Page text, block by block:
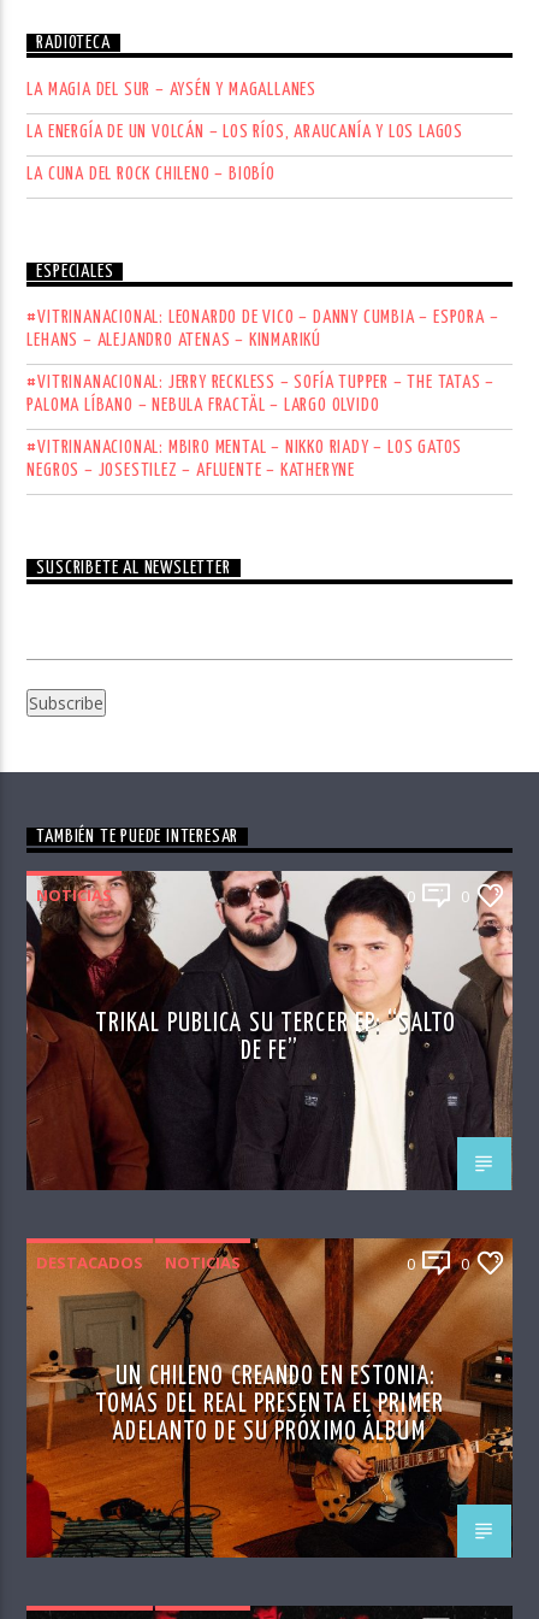
RADIOTECA
LA MAGIA DEL SUR – AYSÉN Y MAGALLANES
LA ENERGÍA DE UN VOLCÁN – LOS RÍOS, ARAUCANÍA Y LOS LAGOS
LA CUNA DEL ROCK CHILENO – BIOBÍO
ESPECIALES
#VITRINANACIONAL: LEONARDO DE VICO – DANNY CUMBIA – ESPORA –
LEHANS – ALEJANDRO ATENAS – KINMARIKÚ
#VITRINANACIONAL: JERRY RECKLESS – SOFÍA TUPPER – THE TATAS –
PALOMA LÍBANO – NEBULA FRACTÄL – LARGO OLVIDO
#VITRINANACIONAL: MBIRO MENTAL – NIKKO RIADY – LOS GATOS
NEGROS – JOSESTILEZ – AFLUENTE – KATHERYNE
SUSCRÍBETE AL NEWSLETTER
TAMBIÉN TE PUEDE INTERESAR
NOTICIAS 0 0
TRIKAL PUBLICA SU TERCER EP: “SALTO
DE FE”
DESTACADOS NOTICIAS 0 0
UN CHILENO CREANDO EN ESTONIA:
TOMÁS DEL REAL PRESENTA EL PRIMER
ADELANTO DE SU PRÓXIMO ÁLBUM